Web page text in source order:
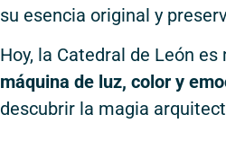
su esencia original y
Hoy, la Catedral de León
máquina de luz, color y
descubrir la magia